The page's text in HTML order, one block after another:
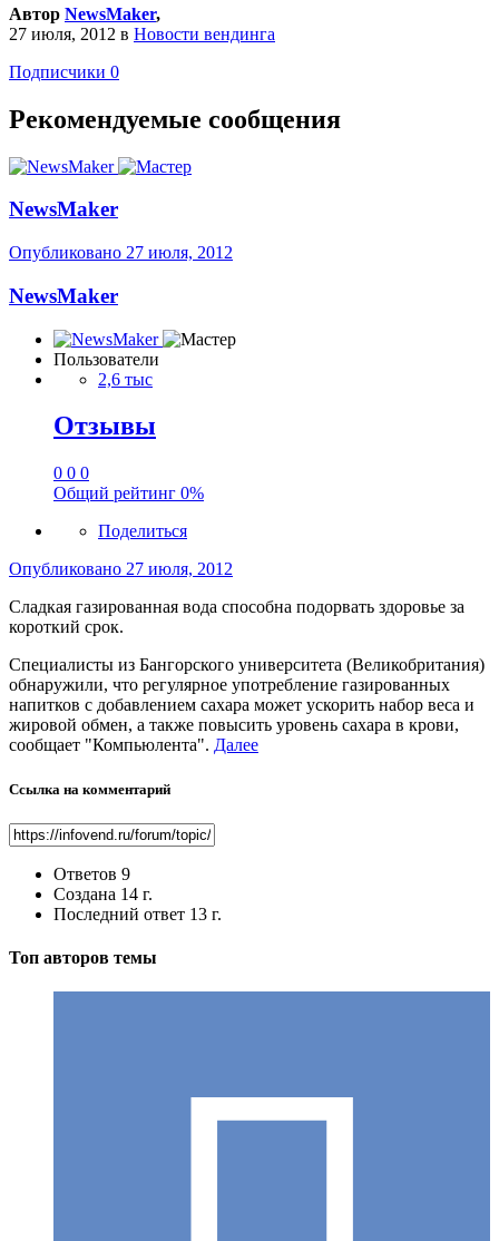
Автор NewsMaker,
27 июля, 2012 в Новости вендинга
Подписчики 0
Рекомендуемые сообщения
NewsMaker
Опубликовано 27 июля, 2012
NewsMaker
Пользователи
2,6 тыс
Отзывы
0 0 0
Общий рейтинг 0%
Поделиться
Опубликовано 27 июля, 2012
Сладкая газированная вода способна подорвать здоровье за
короткий срок.
Специалисты из Бангорского университета (Великобритания)
обнаружили, что регулярное употребление газированных
напитков с добавлением сахара может ускорить набор веса и
жировой обмен, а также повысить уровень сахара в крови,
сообщает "Компьюлента". Далее
Ссылка на комментарий
Ответов 9
Создана 14 г.
Последний ответ 13 г.
Топ авторов темы